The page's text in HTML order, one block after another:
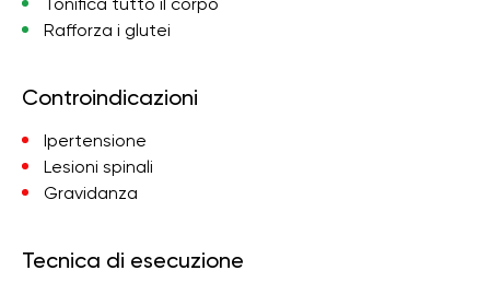
Rafforza i glutei
Controindicazioni
Ipertensione
Lesioni spinali
Gravidanza
Tecnica di esecuzione